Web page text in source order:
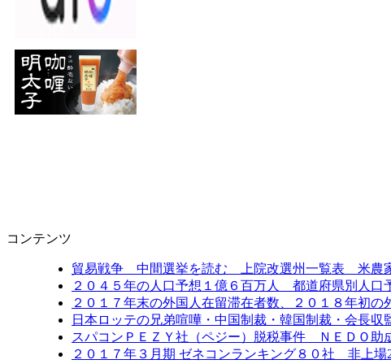
コンテンツ
貿易戦争 中間選挙を読む 上院改選州一覧表 米農
２０４５年の人口予想１億６百万人 都道府県別人
２０１７年末の外国人在留滞在者数、２０１８年初の
日本ロッテの兄弟喧嘩・中国制裁・韓国制裁・会長収
スパコンＰＥＺＹ社（ペジー）脱税事件 ＮＥＤＯ
２０１７年３月期 ゼネコンランキング８０社 非上